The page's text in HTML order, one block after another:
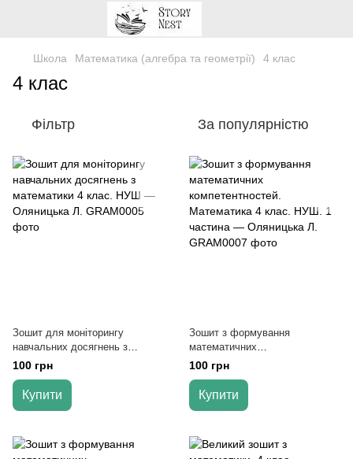
Школа Математика (алгебра та геометрії) 4 клас
4 клас
Фільтр За популярністю
Зошит для моніторингу
навчальних досягнень з
математики 4 клас. НУШ —
Оляницька Л.
100 грн
Купити
Зошит з формування
математичних
компетентностей. Математика
4 клас. НУШ. 1 частина —
Оляницька Л.
100 грн
Купити